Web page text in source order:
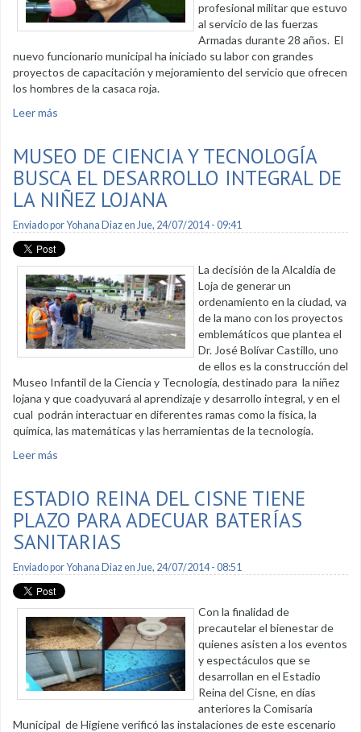
profesional militar que estuvo
al servicio de las fuerzas
Armadas durante 28 años. El
nuevo funcionario municipal ha iniciado su labor con grandes
proyectos de capacitación y mejoramiento del servicio que ofrecen
los hombres de la casaca roja.
Leer más
MUSEO DE CIENCIA Y TECNOLOGÍA
BUSCA EL DESARROLLO INTEGRAL DE
LA NIÑEZ LOJANA
Enviado porYohana Diazen Jue, 24/07/2014 - 09:41
La decisión de la Alcaldía de
Loja de generar un
ordenamiento en la ciudad, va
de la mano con los proyectos
emblemáticos que plantea el
Dr. José Bolívar Castillo, uno
de ellos es la construcción del
Museo Infantil de la Ciencia y Tecnología, destinado para la niñez
lojana y que coadyuvará al aprendizaje y desarrollo integral, y en el
cual podrán interactuar en diferentes ramas como la física, la
química, las matemáticas y las herramientas de la tecnología.
Leer más
ESTADIO REINA DEL CISNE TIENE
PLAZO PARA ADECUAR BATERÍAS
SANITARIAS
Enviado porYohana Diazen Jue, 24/07/2014 - 08:51
Con la finalidad de
precautelar el bienestar de
quienes asisten a los eventos
y espectáculos que se
desarrollan en el Estadio
Reina del Cisne, en días
anteriores la Comisaría
Municipal de Higiene verificó las instalaciones de este escenario